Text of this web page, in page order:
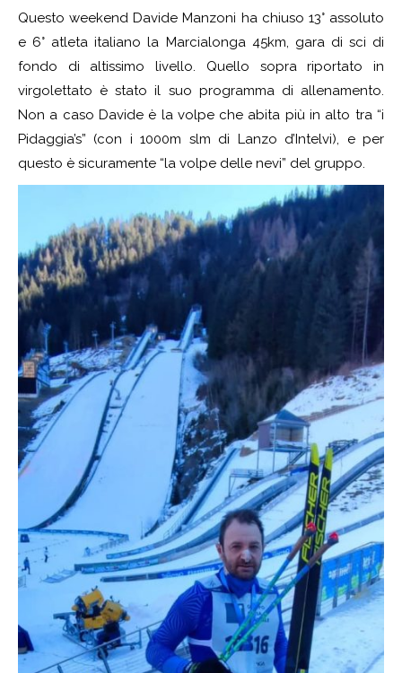
Questo weekend Davide Manzoni ha chiuso 13° assoluto
e 6° atleta italiano la Marcialonga 45km, gara di sci di
fondo di altissimo livello. Quello sopra riportato in
virgolettato è stato il suo programma di allenamento.
Non a caso Davide è la volpe che abita più in alto tra “i
Pidaggia’s” (con i 1000m slm di Lanzo d’Intelvi), e per
questo è sicuramente “la volpe delle nevi” del gruppo.